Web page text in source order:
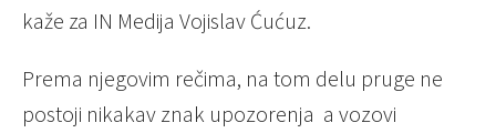
kaže za IN Medija Vojislav Ćućuz.
Prema njegovim rečima, na tom delu pruge ne
postoji nikakav znak upozorenja a vozovi